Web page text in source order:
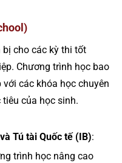
cho các kỳ thi tốt
Chương trình học bao
các khóa học chuyên
của học sinh.
Tú tài Quốc tế (IB):
trình học nâng cao